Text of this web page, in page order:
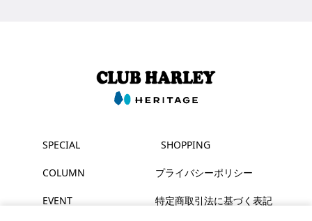
SPECIAL
COLUMN
EVENT
SHOPPING
プライバシーポリシー
特定商取引法に基づく表記